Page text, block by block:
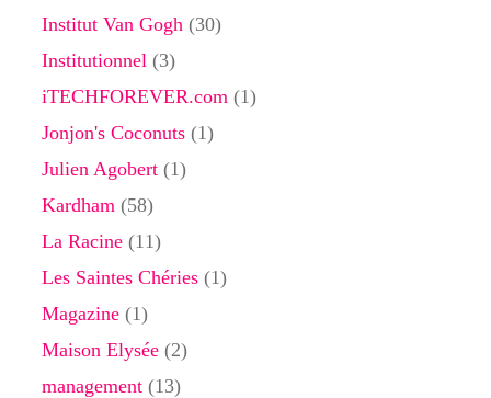
Institut Van Gogh (30)
Institutionnel (3)
iTECHFOREVER.com (1)
Jonjon's Coconuts (1)
Julien Agobert (1)
Kardham (58)
La Racine (11)
Les Saintes Chéries (1)
Magazine (1)
Maison Elysée (2)
management (13)